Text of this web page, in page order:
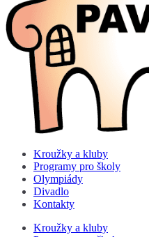
Kroužky a kluby
Programy pro školy
Olympiády
Divadlo
Kontakty
Kroužky a kluby